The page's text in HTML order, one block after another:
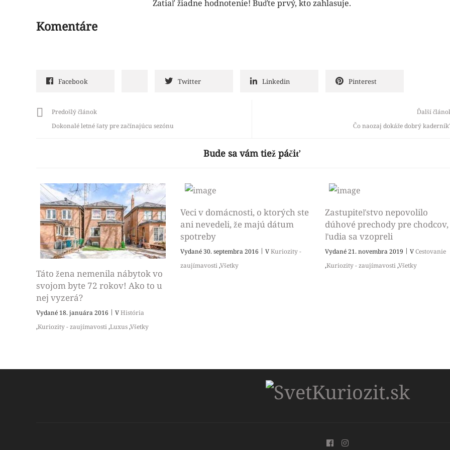
Zatiaľ žiadne hodnotenie! Buďte prvý, kto zahlasuje.
Komentáre
Facebook Twitter Linkedin Pinterest
Predošlý článok
Dokonalé letné šaty pre začínajúcu sezónu
Ďalší
Čo naozaj dokáže dobrý
Bude sa vám tiež páčiť
Táto žena nemenila nábytok vo
svojom byte 72 rokov! Ako to u
nej vyzerá?
Vydané 18. januára 2016 | VHistória
,Kuriozity - zaujímavosti,Luxus,Všetky
Veci v domácnosti, o ktorých ste
ani nevedeli, že majú dátum
spotreby
Vydané 30. septembra 2016 | VKuriozity -
zaujímavosti,Všetky
Zastupiteľstvo nepovolilo
dúhové prechody pre chodcov,
ľudia sa vzopreli
Vydané 21. novembra 2019 | VCestovanie
,Kuriozity - zaujímavosti,Všetky